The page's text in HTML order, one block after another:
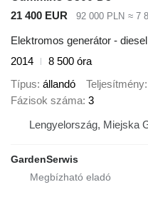
21 400 EUR
92 000 PLN ≈ 7
Elektromos generátor -
2014
8 500 óra
Típus állandó Teljesítmény
Fázisok száma 3
Lengyelország, Miejska
GardenSerwis